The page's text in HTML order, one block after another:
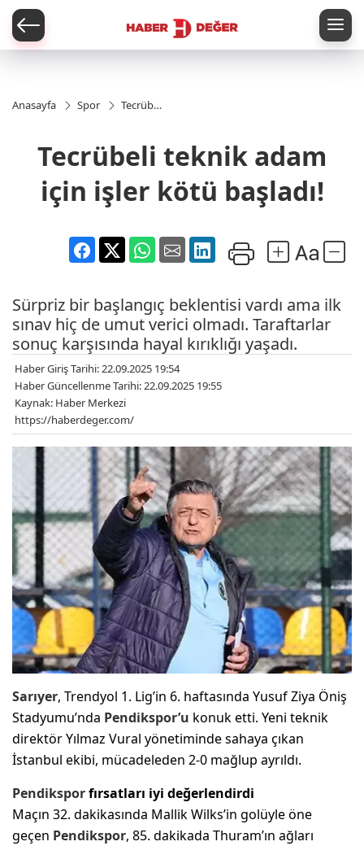
Anasayfa Spor
Tecrübeli
için işler
kötü
Tecrübeli teknik adam
için işler kötü başladı!
Sürpriz bir başlangıç beklentisi vardı ama ilk
sınav hiç de umut verici olmadı. Taraftarlar
sonuç karşısında hayal kırıklığı yaşadı.
Haber Giriş Tarihi: 22.09.2025 19:54
Haber Güncellenme Tarihi: 22.09.2025 19:55
Kaynak: Haber Merkezi
https://haberdeger.com/
Sarıyer, Trendyol 1. Lig’in 6. haftasında Yusuf Ziya Öniş
Stadyumu’nda Pendikspor’u konuk etti. Yeni teknik
direktör Yılmaz Vural yönetiminde sahaya çıkan
İstanbul ekibi, mücadeleden 2-0 mağlup ayrıldı.
Pendiksporfırsatları iyi değerlendirdi
Maçın 32. dakikasında Mallik Wilks’in golüyle öne
geçen Pendikspor, 85. dakikada Thuram’ın ağları